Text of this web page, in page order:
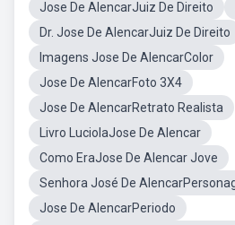
Jose De AlencarJuiz De Direito
Dr. Jose De AlencarJuiz De Direito
Imagens Jose De AlencarColor
Jose De AlencarFoto 3X4
Jose De AlencarRetrato Realista
Livro LuciolaJose De Alencar
Como EraJose De Alencar Jove
Senhora José De
Jose De AlencarPeriodo